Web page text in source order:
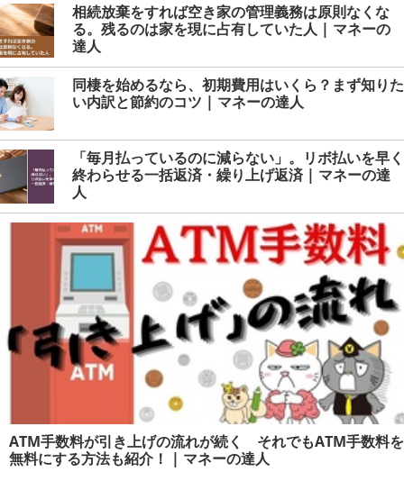
相続放棄をすれば空き家の管理義務は原則なくな
る。残るのは家を現に占有していた人 | マネーの
達人
同棲を始めるなら、初期費用はいくら？まず知りた
い内訳と節約のコツ | マネーの達人
「毎月払っているのに減らない」。リボ払いを早く
終わらせる一括返済・繰り上げ返済 | マネーの達
人
ATM手数料が引き上げの流れが続く それでもATM手数料を
無料にする方法も紹介！ | マネーの達人